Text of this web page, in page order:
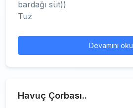
bardağı süt))
Tuz
Devamını oku
Havuç Çorbası..